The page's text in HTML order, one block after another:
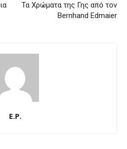
Τα Χρώματα της Γης από τον
Bernhand Edmaier
E.P.